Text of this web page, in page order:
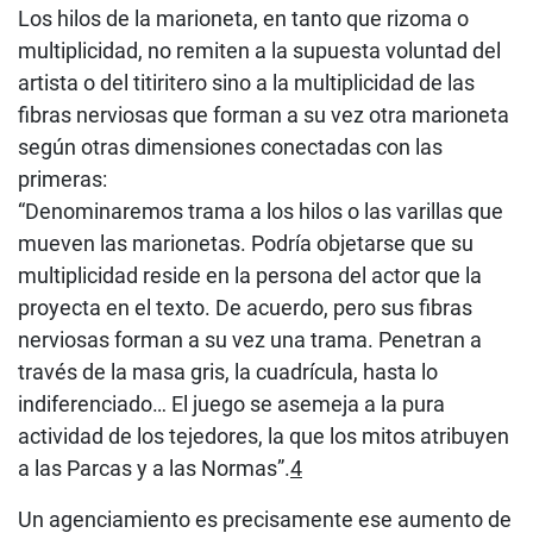
Los hilos de la marioneta, en tanto que rizoma o
multiplicidad, no remiten a la supuesta voluntad del
artista o del titiritero sino a la multiplicidad de las
fibras nerviosas que forman a su vez otra marioneta
según otras dimensiones conectadas con las
primeras:
“Denominaremos trama a los hilos o las varillas que
mueven las marionetas. Podría objetarse que su
multiplicidad reside en la persona del actor que la
proyecta en el texto. De acuerdo, pero sus fibras
nerviosas forman a su vez una trama. Penetran a
través de la masa gris, la cuadrícula, hasta lo
indiferenciado… El juego se asemeja a la pura
actividad de los tejedores, la que los mitos atribuyen
a las Parcas y a las Normas”.4
Un agenciamiento es precisamente ese aumento de